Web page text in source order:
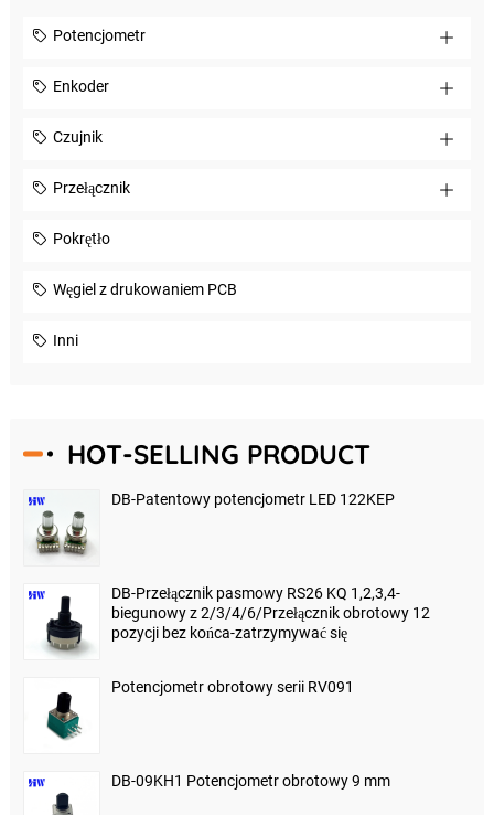
Potencjometr
Enkoder
Czujnik
Przełącznik
Pokrętło
Węgiel z drukowaniem PCB
Inni
HOT-SELLING PRODUCT
DB-Patentowy potencjometr LED 122KEP
DB-Przełącznik pasmowy RS26 KQ 1,2,3,4-
biegunowy z 2/3/4/6/Przełącznik obrotowy 12
pozycji bez końca-zatrzymywać się
Potencjometr obrotowy serii RV091
DB-09KH1 Potencjometr obrotowy 9 mm